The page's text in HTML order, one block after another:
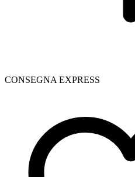
CONSEGNA EXPRESS